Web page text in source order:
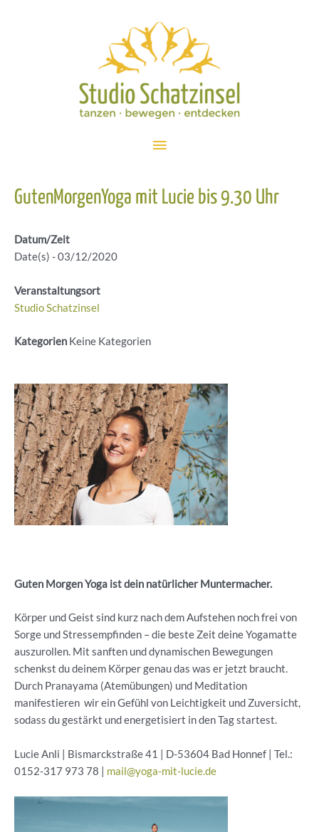
Hauptmenü
GutenMorgenYoga mit Lucie bis 9.30 Uhr
Datum/Zeit
Date(s) - 03/12/2020
Veranstaltungsort
Studio Schatzinsel
Kategorien Keine Kategorien
Guten Morgen Yoga ist dein natürlicher Muntermacher.
Körper und Geist sind kurz nach dem Aufstehen noch frei von
Sorge und Stressempfinden – die beste Zeit deine Yogamatte
auszurollen. Mit sanften und dynamischen Bewegungen
schenkst du deinem Körper genau das was er jetzt braucht.
Durch Pranayama (Atemübungen) und Meditation
manifestieren wir ein Gefühl von Leichtigkeit und Zuversicht,
sodass du gestärkt und energetisiert in den Tag startest.
Lucie Anli | Bismarckstraße 41 | D-53604 Bad Honnef | Tel.:
0152-317 973 78 | mail@yoga-mit-lucie.de